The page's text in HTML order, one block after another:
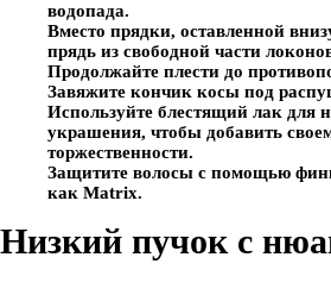
водопада.
Вместо прядки, оставленной
прядь из свободной части
Продолжайте плести до
Завяжите кончик косы под
Используйте блестящий лак для
украшения, чтобы добавить
торжественности.
Защитите волосы с помощью
как Matrix.
Низкий пучок с